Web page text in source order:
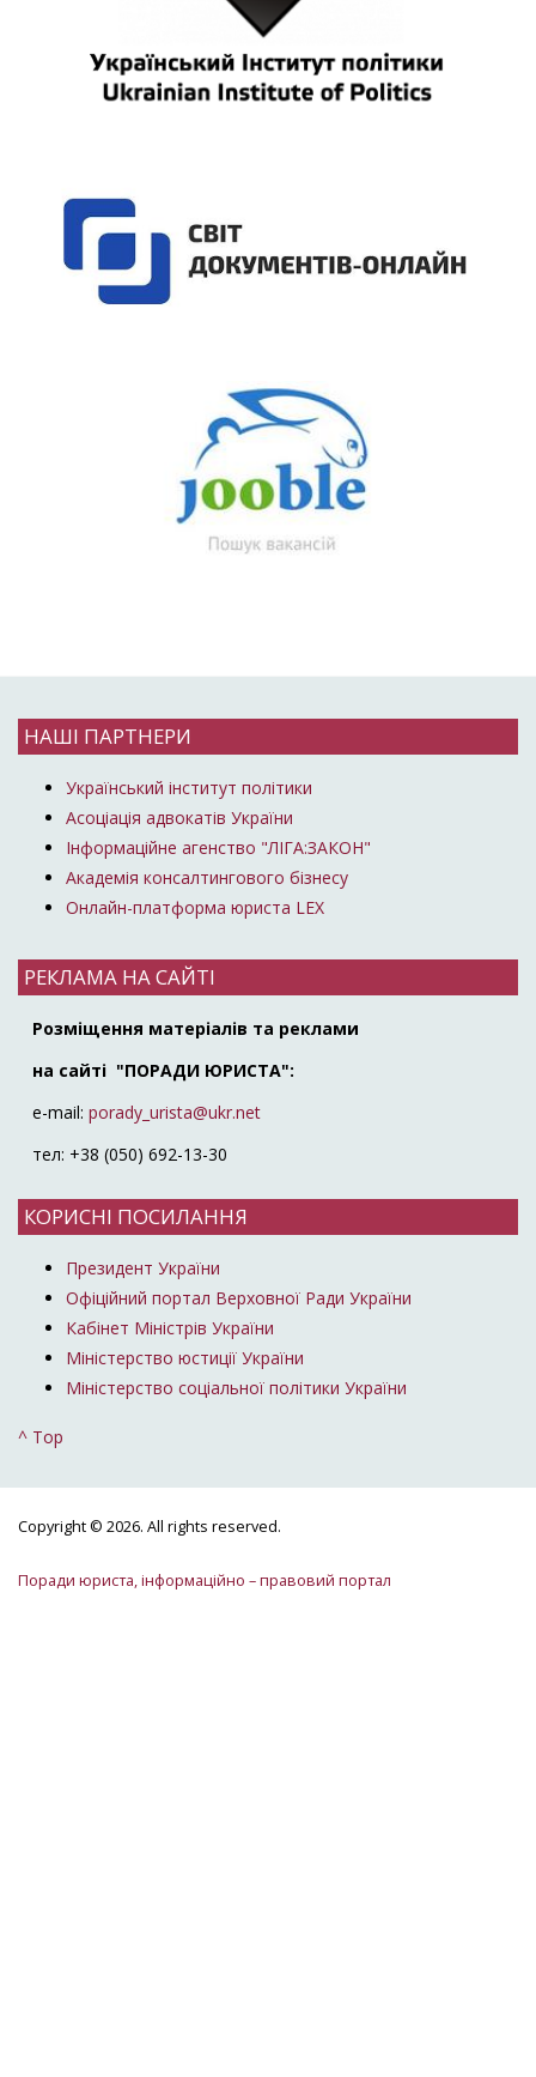
НАШІ ПАРТНЕРИ
Український інститут політики
Асоціація адвокатів України
Інформаційне агенство "ЛІГА:ЗАКОН"
Академія консалтингового бізнесу
Онлайн-платформа юриста LEX
РЕКЛАМА НА САЙТІ
Розміщення матеріалів та реклами
на сайті "ПОРАДИ ЮРИСТА":
e-mail: porady_urista@ukr.net
тел: +38 (050) 692-13-30
КОРИСНІ ПОСИЛАННЯ
Президент України
Офіційний портал Верховної Ради України
Кабінет Міністрів України
Міністерство юстиції України
Міністерство соціальної політики України
^ Top
Copyright © 2026. All rights reserved.
Поради юриста, інформаційно – правовий портал